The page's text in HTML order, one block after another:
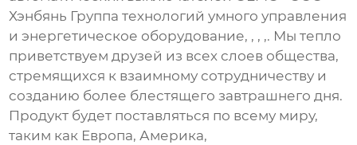
Хэнбянь Группа технологий умного управления
и энергетическое оборудование, , , ,. Мы тепло
приветствуем друзей из всех слоев общества,
стремящихся к взаимному сотрудничеству и
созданию более блестящего завтрашнего дня.
Продукт будет поставляться по всему миру,
таким как Европа, Америка,